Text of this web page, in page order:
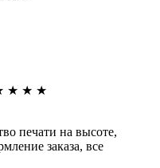
★ ★ ★
печати на высоте,
заказа, все